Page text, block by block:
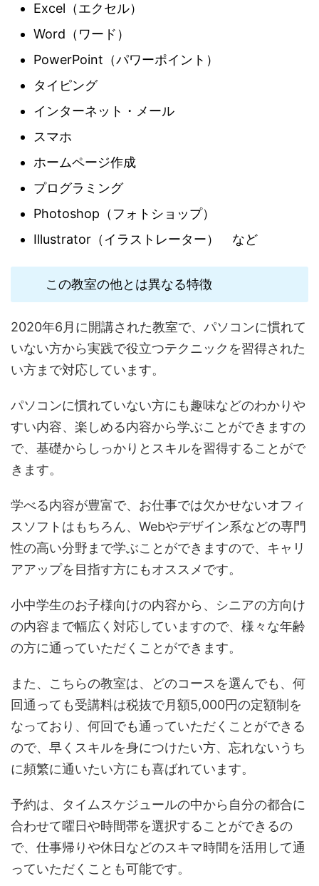
Excel（エクセル）
Word（ワード）
PowerPoint（パワーポイント）
タイピング
インターネット・メール
スマホ
ホームページ作成
プログラミング
Photoshop（フォトショップ）
Illustrator（イラストレーター） など
この教室の他とは異なる特徴
2020年6月に開講された教室で、パソコンに慣れて
いない方から実践で役立つテクニックを習得された
い方まで対応しています。
パソコンに慣れていない方にも趣味などのわかりや
すい内容、楽しめる内容から学ぶことができますの
で、基礎からしっかりとスキルを習得することがで
きます。
学べる内容が豊富で、お仕事では欠かせないオフィ
スソフトはもちろん、Webやデザイン系などの専門
性の高い分野まで学ぶことができますので、キャリ
アアップを目指す方にもオススメです。
小中学生のお子様向けの内容から、シニアの方向け
の内容まで幅広く対応していますので、様々な年齢
の方に通っていただくことができます。
また、こちらの教室は、どのコースを選んでも、何
回通っても受講料は税抜で月額5,000円の定額制を
なっており、何回でも通っていただくことができる
ので、早くスキルを身につけたい方、忘れないうち
に頻繁に通いたい方にも喜ばれています。
予約は、タイムスケジュールの中から自分の都合に
合わせて曜日や時間帯を選択することができるの
で、仕事帰りや休日などのスキマ時間を活用して通
っていただくことも可能です。